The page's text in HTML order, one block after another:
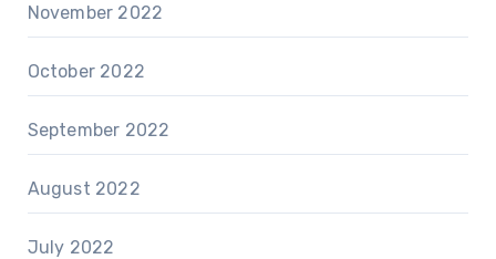
November 2022
October 2022
September 2022
August 2022
July 2022